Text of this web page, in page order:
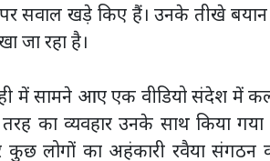
सवाल खड़े किए हैं। उनके तीखे
जा रहा है।
में सामने आए एक वीडियो संदेश में
का व्यवहार उनके साथ किया
कुछ लोगों का अहंकारी रवैया